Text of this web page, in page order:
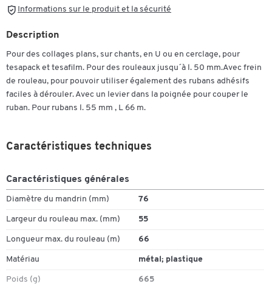
Informations sur le produit et la sécurité
Description
Pour des collages plans, sur chants, en U ou en cerclage, pour
tesapack et tesafilm. Pour des rouleaux jusqu´à l. 50 mm.Avec frein
de rouleau, pour pouvoir utiliser également des rubans adhésifs
faciles à dérouler. Avec un levier dans la poignée pour couper le
ruban. Pour rubans l. 55 mm , L 66 m.
Caractéristiques techniques
Caractéristiques générales
Diamètre du mandrin (mm) 76
Largeur du rouleau max. (mm) 55
Longueur max. du rouleau (m) 66
Matériau métal; plastique
Poids (g) 665